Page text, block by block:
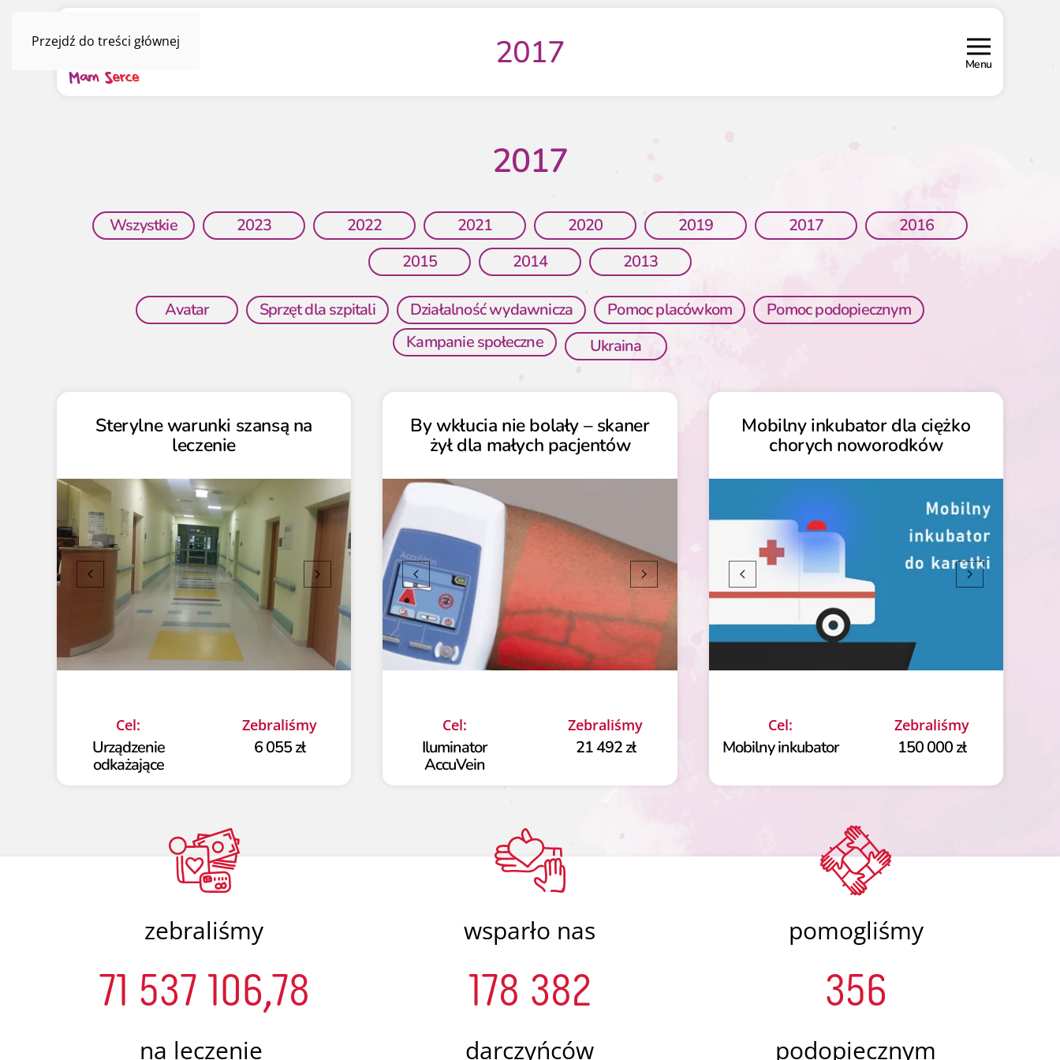
Przejdź do treści głównej 2017 Menu
2017
Wszystkie 2023 2022 2021 2020 2019 2017
2016
2015
2014 2013
Avatar Sprzęt dla szpitali Działalność wydawnicza Pomoc placówkom
Pomoc podopiecznym
Kampanie społeczne
Ukraina
Sterylne warunki szansą na
leczenie
Cel:
Urządzenie
odkażające
Zebraliśmy
6 055 zł
By wkłucia nie bolały – skaner
żył dla małych pacjentów
Cel:
Iluminator
AccuVein
Zebraliśmy
21 492 zł
Mobilny inkubator dla ciężko
chorych noworodków
Cel:
Mobilny inkubator
Zebraliśmy
150 000 zł
zebraliśmy
71 537 106,78
na leczenie
wsparło nas
178 382
darczyńców
pomogliśmy
356
podopiecznym